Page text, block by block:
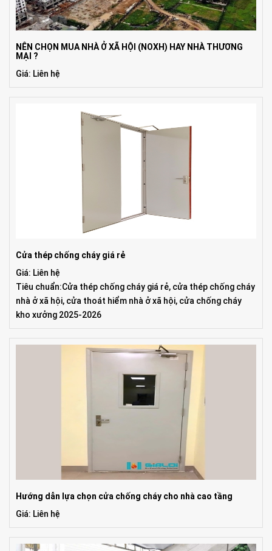
NÊN CHỌN MUA NHÀ Ở XÃ HỘI (NOXH) HAY NHÀ THƯƠNG
MẠI ?
Giá: Liên hệ
Cửa thép chống cháy giá rẻ
Giá: Liên hệ
Tiêu chuẩn:Cửa thép chống cháy giá rẻ, cửa thép chống cháy
nhà ở xã hội, cửa thoát hiểm nhà ở xã hội, cửa chống cháy
kho xưởng 2025-2026
Hướng dẫn lựa chọn cửa chống cháy cho nhà cao tầng
Giá: Liên hệ